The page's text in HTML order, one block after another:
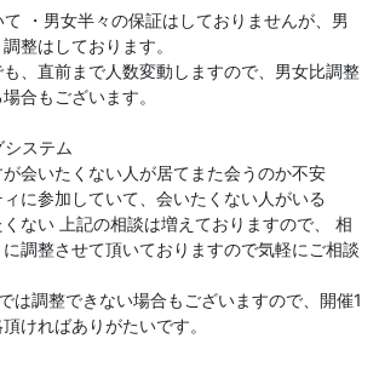
・男女半々の保証はしておりませんが、男
整はしております。
も、直前まで人数変動しますので、男女比調整
合もございます。
ステム
が会いたくない人が居てまた会うのか不安
ィに参加していて、会いたくない人がいる
くない 上記の相談は増えておりますので、 相
調整させて頂いておりますので気軽にご相談
は調整できない場合もございますので、開催1
ければありがたいです。